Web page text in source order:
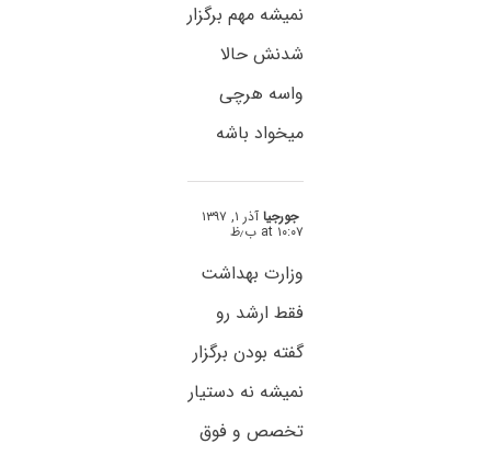
نمیشه مهم برگزار
شدنش حالا
واسه هرچی
میخواد باشه
جورجیا آذر ۱, ۱۳۹۷
at ۱۰:۰۷ ب٫ظ
وزارت بهداشت
فقط ارشد رو
گفته بودن برگزار
نمیشه نه دستیار
تخصص و فوق